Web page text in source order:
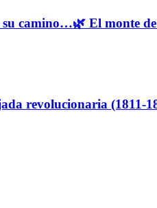
camino…🌿 El monte
revolucionaria (1811-